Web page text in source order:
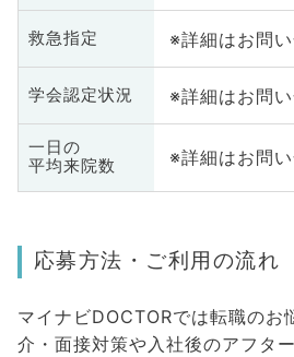
救急指定 ※詳細はお問
学会認定状況 ※詳細はお問
一日の
平均来院数
※詳細はお問
応募方法・ご利用の流れ
マイナビDOCTORでは転職のお
介・面接対策や入社後のアフタ